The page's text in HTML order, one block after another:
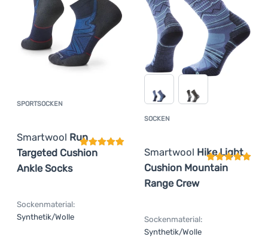
SPORTSOCKEN
Smartwool Run
Targeted Cushion
Ankle Socks
Kundenbewertung
Sockenmaterial:
Synthetik/Wolle
SOCKEN
Smartwool Hike Light
Cushion Mountain
Range Crew
Sockenmaterial:
Synthetik/Wolle